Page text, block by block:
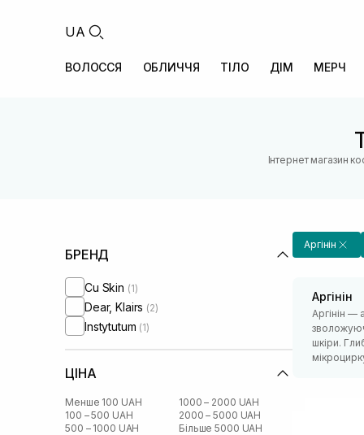
UA
ВОЛОССЯ ОБЛИЧЧЯ ТІЛО ДІМ МЕРЧ
Інтернет магазин
БРЕНД
Cu Skin (1)
Dear, Klairs (2)
Instytutum (1)
ЦІНА
Менше 100 UAH
100 – 500 UAH
500 – 1000 UAH
1000 – 2000 UAH
2000 – 5000 UAH
Більше 5000 UAH
Аргінін
Аргінін
Аргінін —
шкіри.